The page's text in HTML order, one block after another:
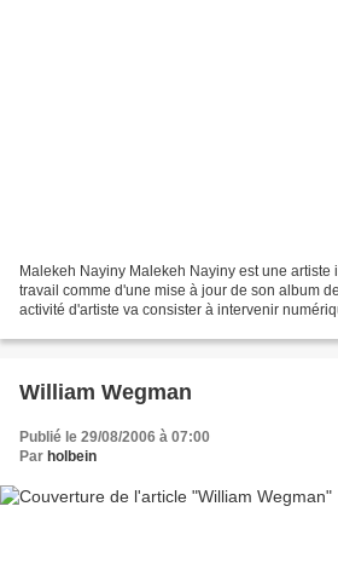
Malekeh Nayiny Malekeh Nayiny est une
travail comme d'une mise à jour de son album
activité d'artiste va consister à intervenir
William Wegman
Publié le 29/08/2006 à 07:00
Par holbein